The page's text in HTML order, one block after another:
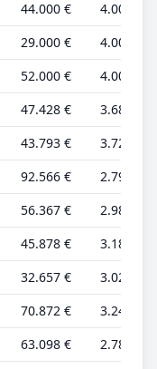
44.000 €
4.000 €
29.000 €
4.000 €
52.000 €
4.000 €
47.428 €
3.687 €
43.793 €
3.725 €
92.566 €
2.792 €
56.367 €
2.980 €
45.878 €
3.180 €
32.657 €
3.028 €
70.872 €
3.248 €
63.098 € 2.787 €